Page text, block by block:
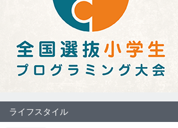
ライフスタイル